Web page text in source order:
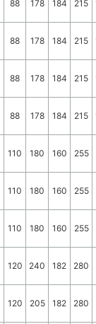
88 178 184 215
88 178 184 215
88 178 184 215
88 178 184 215
110 180 160 255
110 180 160 255
110 180 160 255
120 240 182 280
120 205 182 280